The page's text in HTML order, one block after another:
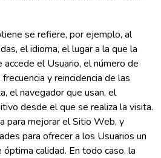
se refiere, por ejemplo, al
el idioma, el lugar a la que la
el Usuario, el número de
y reincidencia de las
el navegador que usan, el
desde el que se realiza la visita.
para mejorar el Sitio Web, y
para ofrecer a los Usuarios un
calidad. En todo caso, la